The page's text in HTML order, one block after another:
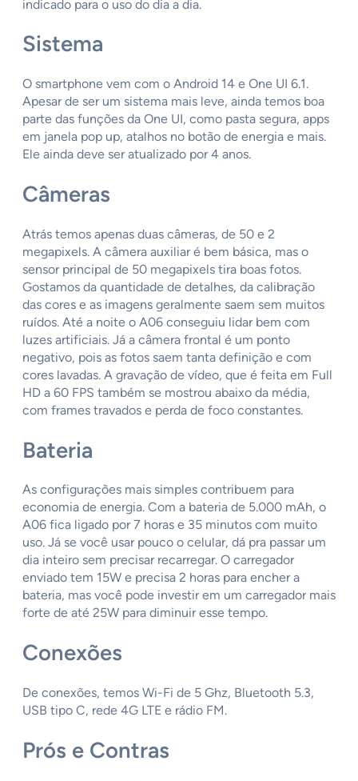
indicado para o uso do dia a dia.
Sistema
O smartphone vem com o Android 14 e One UI 6.1.
Apesar de ser um sistema mais leve, ainda temos boa
parte das funções da One UI, como pasta segura, apps
em janela pop up, atalhos no botão de energia e mais.
Ele ainda deve ser atualizado por 4 anos.
Câmeras
Atrás temos apenas duas câmeras, de 50 e 2
megapixels. A câmera auxiliar é bem básica, mas o
sensor principal de 50 megapixels tira boas fotos.
Gostamos da quantidade de detalhes, da calibração
das cores e as imagens geralmente saem sem muitos
ruídos. Até a noite o A06 conseguiu lidar bem com
luzes artificiais. Já a câmera frontal é um ponto
negativo, pois as fotos saem tanta definição e com
cores lavadas. A gravação de vídeo, que é feita em Full
HD a 60 FPS também se mostrou abaixo da média,
com frames travados e perda de foco constantes.
Bateria
As configurações mais simples contribuem para
economia de energia. Com a bateria de 5.000 mAh, o
A06 fica ligado por 7 horas e 35 minutos com muito
uso. Já se você usar pouco o celular, dá pra passar um
dia inteiro sem precisar recarregar. O carregador
enviado tem 15W e precisa 2 horas para encher a
bateria, mas você pode investir em um carregador mais
forte de até 25W para diminuir esse tempo.
Conexões
De conexões, temos Wi-Fi de 5 Ghz, Bluetooth 5.3,
USB tipo C, rede 4G LTE e rádio FM.
Prós e Contras